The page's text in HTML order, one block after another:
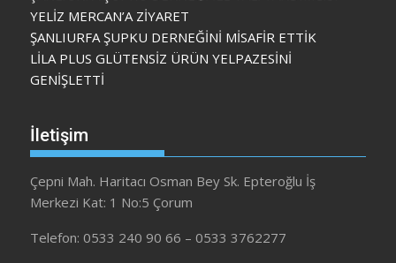
YELİZ MERCAN’A ZİYARET
ŞANLIURFA ŞUPKU DERNEĞİNİ MİSAFİR ETTİK
LİLA PLUS GLÜTENSİZ ÜRÜN YELPAZESİNİ
GENİŞLETTİ
İletişim
Çepni Mah. Haritacı Osman Bey Sk. Epteroğlu İş
Merkezi Kat: 1 No:5 Çorum
Telefon: 0533 240 90 66 – 0533 3762277